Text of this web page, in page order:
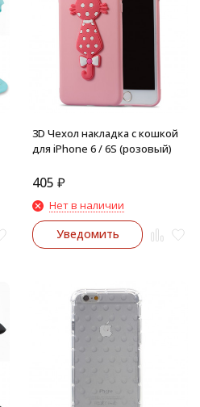
3D Чехол накладка с кошкой
для iPhone 6 / 6S (розовый)
405 ₽
Нет в наличии
Уведомить